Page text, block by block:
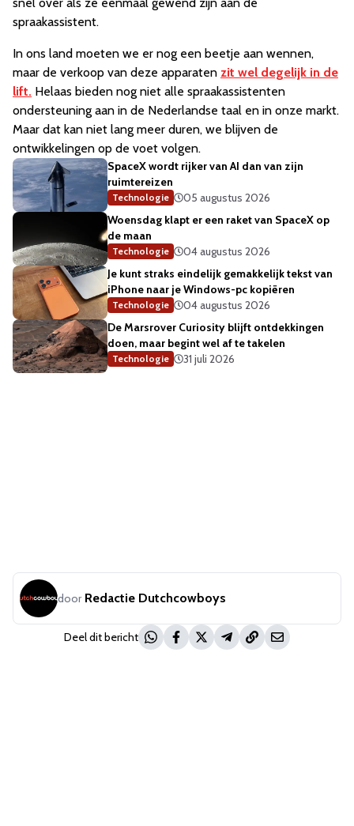
snel over als ze eenmaal gewend zijn aan de
spraakassistent.
In ons land moeten we er nog een beetje aan wennen,
maar de verkoop van deze apparaten zit wel degelijk in de
lift. Helaas bieden nog niet alle spraakassistenten
ondersteuning aan in de Nederlandse taal en in onze markt.
Maar dat kan niet lang meer duren, we blijven de
ontwikkelingen op de voet volgen.
SpaceX wordt rijker van AI dan van zijn
ruimtereizen
Technologie
05 augustus 2026
Woensdag klapt er een raket van SpaceX op
de maan
Technologie
04 augustus 2026
Je kunt straks eindelijk gemakkelijk tekst van
iPhone naar je Windows-pc kopiëren
Technologie
04 augustus 2026
De Marsrover Curiosity blijft ontdekkingen
doen, maar begint wel af te takelen
Technologie 31 juli 2026
door Redactie Dutchcowboys
Deel dit bericht